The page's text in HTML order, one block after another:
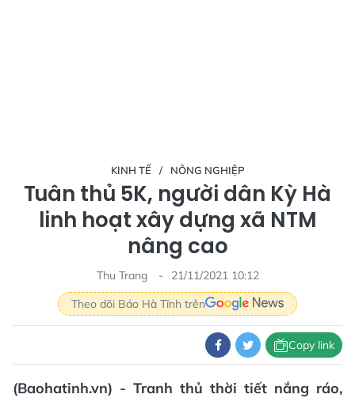
KINH TẾ NÔNG NGHIỆP
Tuân thủ 5K, người dân Kỳ Hà
linh hoạt xây dựng xã NTM
nâng cao
Thu Trang
21/11/2021 10:12
Theo dõi Báo Hà Tĩnh trên
Copy link
(Baohatinh.vn) - Tranh thủ thời tiết nắng ráo,